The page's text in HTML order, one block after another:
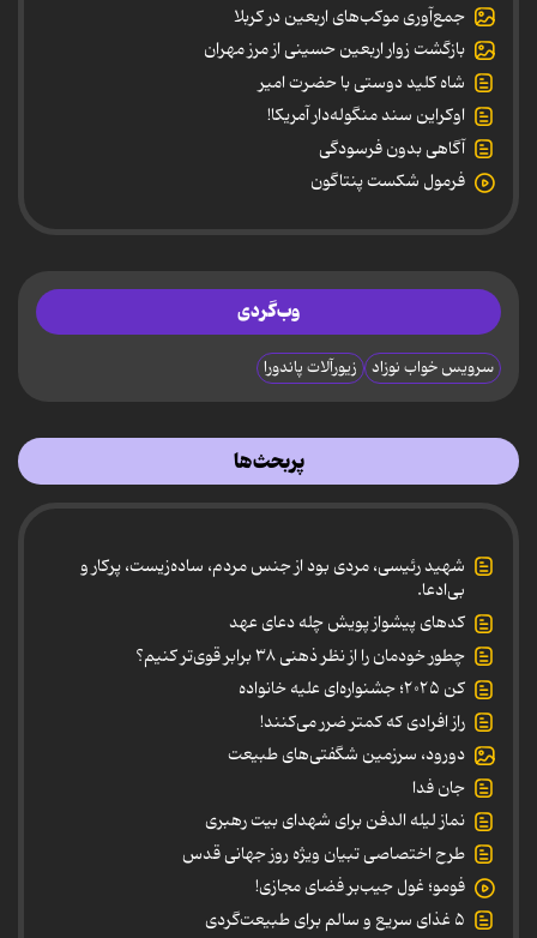
جمع‌آوری موکب‌های اربعین در کربلا
بازگشت زوار اربعین حسینی از مرز مهران
شاه کلید دوستی با حضرت امیر
اوکراین سند منگوله‌دار آمریکا!
آگاهی بدون فرسودگی
فرمول شکست پنتاگون
وب‌گردی
سرویس خواب نوزاد زیورآلات پاندورا
پربحث‌ها
شهید رئیسی، مردی بود از جنس مردم، ساده‌زیست، پرکار و
بی‌ادعا.
کدهای پیشواز پویش چله دعای عهد
چطور خودمان را از نظر ذهنی ۳۸ برابر قوی‌تر کنیم؟
کن ۲۰۲۵؛ جشنواره‌ای علیه خانواده
راز افرادی که کمتر ضرر می‌کنند!
دورود، سرزمین شگفتی‌های طبیعت
جان فدا
نماز لیله الدفن برای شهدای بیت رهبری
طرح اختصاصی تبیان ویژه روز جهانی قدس
فومو؛ غول جیب‌بر فضای مجازی!
۵ غذای سریع و سالم برای طبیعت‌گردی